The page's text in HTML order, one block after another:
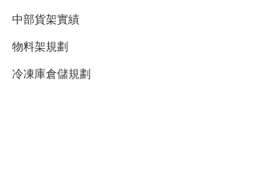
中部貨架實績
物料架規劃
冷凍庫倉儲規劃